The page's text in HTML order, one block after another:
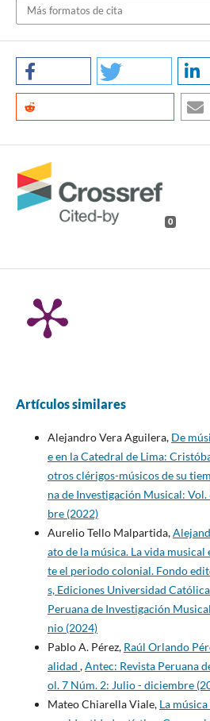
Más formatos de cita
0
Artículos similares
Alejandro Vera Aguilera, De
e en la Catedral de Lima:
otros clérigos-músicos de su
na de Investigación Musical:
bre (2022)
Aurelio Tello Malpartida,
ato de la música. La vida
te el periodo colonial. Fondo
s, Ediciones Universidad
Peruana de Investigación
nio (2024)
Pablo A. Pérez, Raúl Orlando
alidad ,Antec: Revista Peruana
ol. 7 Núm. 2: Julio - diciembre
Mateo Chiarella Viale, La